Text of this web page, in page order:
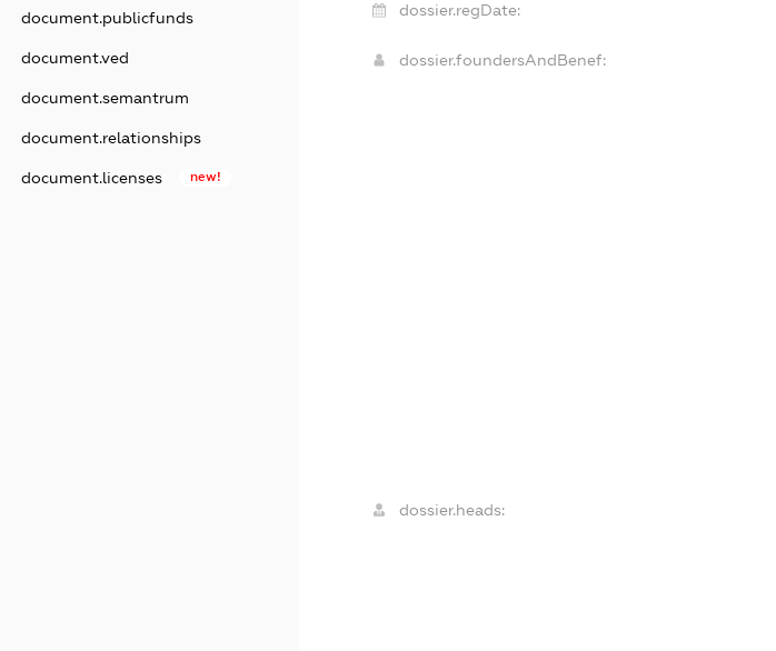
document.publicfunds
document.ved
document.semantrum
document.relationships
document.licenses new!
dossier.regDate:
dossier.foundersAndBenef:
dossier.heads: